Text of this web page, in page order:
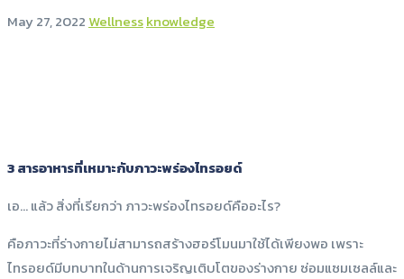
May 27, 2022 Wellnessknowledge
3 สารอาหารที่เหมาะกับภาวะพร่องไทรอยด์
เอ… แล้ว สิ่งที่เรียกว่า ภาวะพร่องไทรอยด์คืออะไร?
คือภาวะที่ร่างกายไม่สามารถสร้างฮอร์โมนมาใช้ได้เพียงพอ เพราะ
ไทรอยด์มีบทบาทในด้านการเจริญเติบโตของร่างกาย ซ่อมแซมเซลล์และ